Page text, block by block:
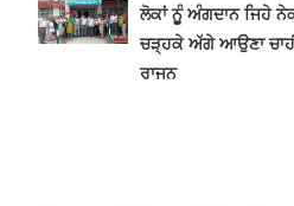
ਲੋਕਾਂ ਨੂੂੰ ਅੰਗਦਾਨ ਜਿਹੇ
ਚੜ੍ਹਕੇ ਅੱਗੇ ਆਉਣਾ
ਰਾਜਨ